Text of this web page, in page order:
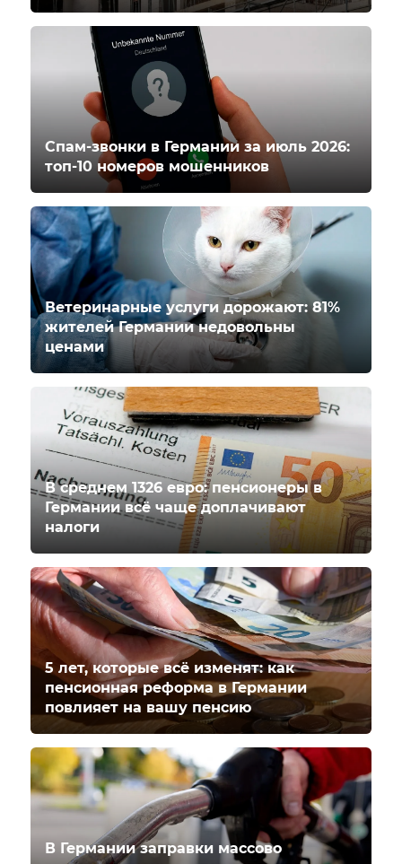
Спам-звонки в Германии за июль 2026:
топ-10 номеров мошенников
Ветеринарные услуги дорожают: 81%
жителей Германии недовольны
ценами
В среднем 1326 евро: пенсионеры в
Германии всё чаще доплачивают
налоги
5 лет, которые всё изменят: как
пенсионная реформа в Германии
повлияет на вашу пенсию
В Германии заправки массово